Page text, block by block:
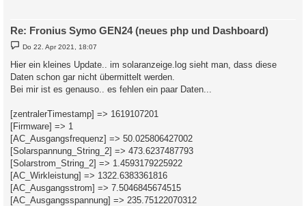
Re: Fronius Symo GEN24 (neues php und Dashboard)
B
e
t
r
a
g
Do 22. Apr 2021, 18:07
Hier ein kleines Update.. im solaranzeige.log sieht man, dass diese
Daten schon gar nicht übermittelt werden.
Bei mir ist es genauso.. es fehlen ein paar Daten...
[zentralerTimestamp] => 1619107201
[Firmware] => 1
[AC_Ausgangsfrequenz] => 50.025806427002
[Solarspannung_String_2] => 473.6237487793
[Solarstrom_String_2] => 1.4593179225922
[AC_Wirkleistung] => 1322.6383361816
[AC_Ausgangsstrom] => 7.5046845674515
[AC_Ausgangsspannung] => 235.75122070312